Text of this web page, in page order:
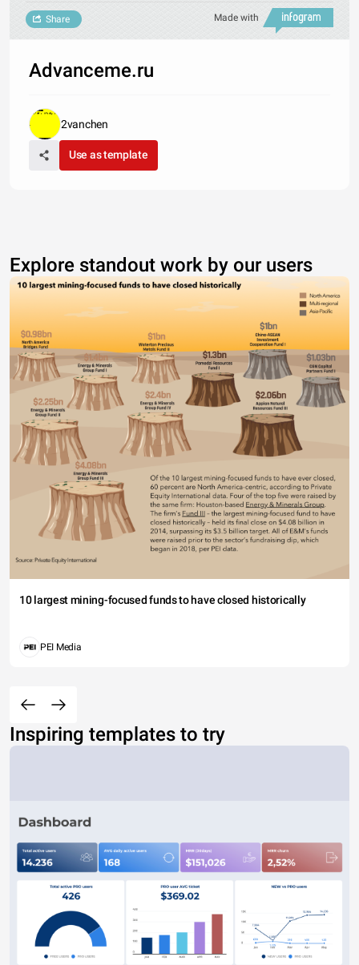
Made with
Share
Advanceme.ru
2vanchen
Use as template
Explore standout work by our users
10 largest mining-focused funds to have closed historically
PEI Media
Inspiring templates to try